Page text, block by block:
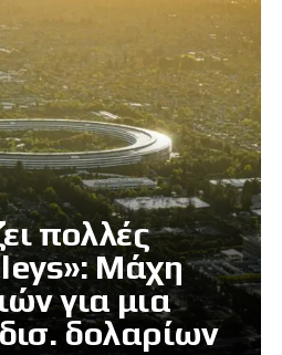
πολλές
Μάχη
για μια
δολαρίων